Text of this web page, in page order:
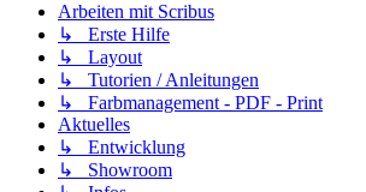
Arbeiten mit Scribus
↳ Erste Hilfe
↳ Layout
↳ Tutorien / Anleitungen
↳ Farbmanagement - PDF - Print
Aktuelles
↳ Entwicklung
↳ Showroom